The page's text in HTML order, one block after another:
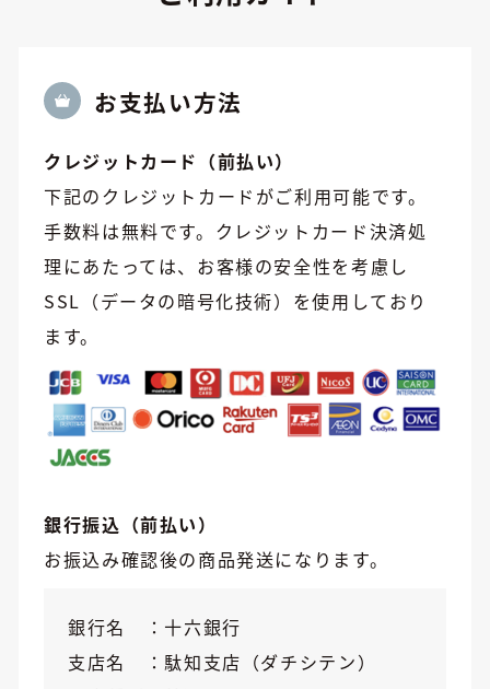
お⽀払い方法
クレジットカード（前払い）
下記のクレジットカードがご利用可能です。
手数料は無料です。クレジットカード決済処
理にあたっては、お客様の安全性を考慮し
SSL（データの暗号化技術）を使用しており
ます。
銀行振込（前払い）
お振込み確認後の商品発送になります。
銀行名
十六銀行
支店名
駄知支店（ダチシテン）